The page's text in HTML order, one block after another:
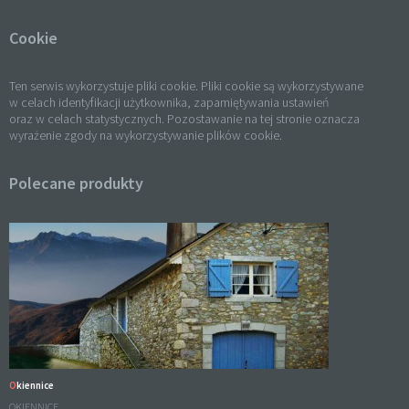
Cookie
Ten serwis wykorzystuje pliki cookie. Pliki cookie są wykorzystywane
w celach identyfikacji użytkownika, zapamiętywania ustawień
oraz w celach statystycznych. Pozostawanie na tej stronie oznacza
wyrażenie zgody na wykorzystywanie plików cookie.
Polecane produkty
Okiennice